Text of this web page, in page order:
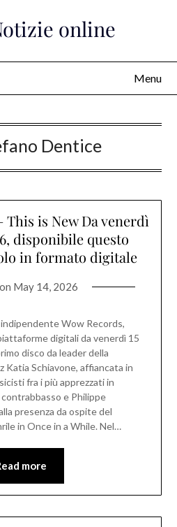
online
Menu
Dentice
This is New Da venerdì
disponibile questo
in formato digitale
May 14, 2026
Wow Records,
digitali da venerdì 15
disco da leader della
Katia Schiavone, affiancata in
fra i più apprezzati in
contrabbasso e Philippe
presenza da ospite del
in Once in a While. Nel…
more